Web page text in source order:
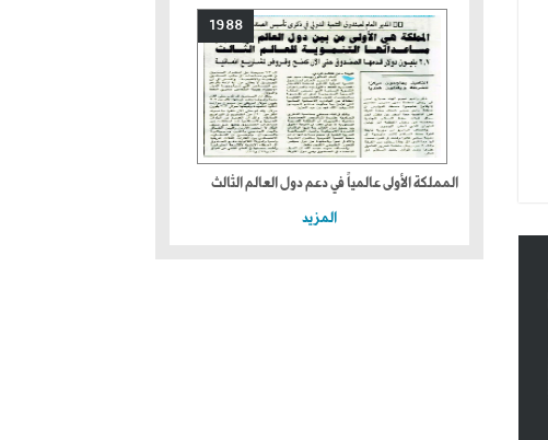
1988
المملكة الأولى عالمياً في دعم دول العالم الثالث
المزيد